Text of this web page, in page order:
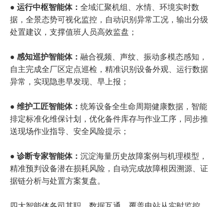
● 运行中枢智能体： 全域汇聚机组、水情、环境实时数
据，全景态势可视化监控，自动识别异常工况，输出分级
处置建议，支撑值班人员高效监盘；
● 感知巡护智能体： 融合视频、声纹、振动多模态感知，
自主完成全厂区定点巡检，精准识别设备外观、运行数据
异常，实现隐患早发现、早上报；
● 维护工匠智能体： 统筹设备全生命周期健康数据，智能
排定标准化维保计划，优化备件库存与作业工序，同步推
送现场作业指导、安全风险提示；
● 诊断专家智能体： 沉淀海量历史故障案例与机理模型，
精准预判设备潜在损耗风险，自动完成故障根因溯源、证
据链分析与处置方案复盘。